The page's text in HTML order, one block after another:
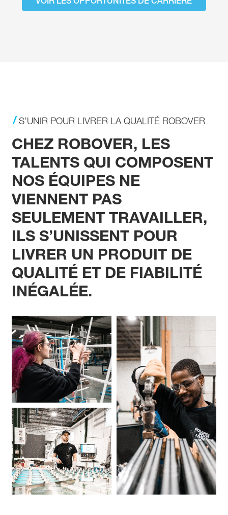
S’UNIR POUR LIVRER LA QUALITÉ ROBOVER
CHEZ ROBOVER, LES
TALENTS QUI COMPOSENT
NOS ÉQUIPES NE
VIENNENT PAS
SEULEMENT TRAVAILLER,
ILS S’UNISSENT POUR
LIVRER UN PRODUIT DE
QUALITÉ ET DE FIABILITÉ
INÉGALÉE.